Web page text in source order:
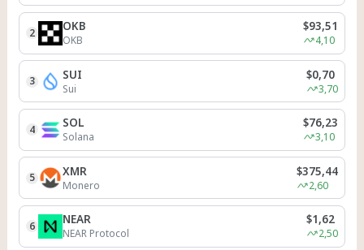
2 OKB
OKB
$93,51
4,10
3 SUI
Sui
$0,70
3,70
4 SOL
Solana
$76,23
3,10
5 XMR
Monero
$375,44
2,60
6 NEAR
NEAR Protocol
$1,62
2,50